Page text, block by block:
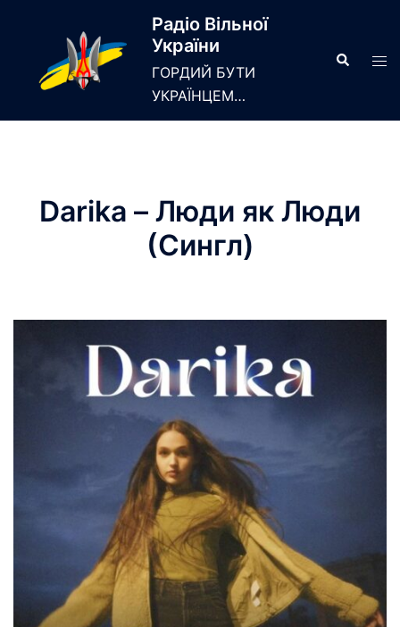
Радіо Вільної
України
ГОРДИЙ БУТИ
УКРАЇНЦЕМ…
Search
Darika – Люди як Люди
(Сингл)